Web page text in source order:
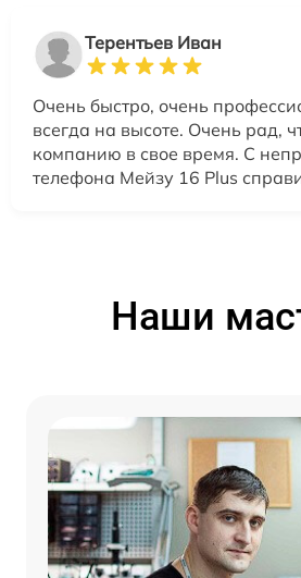
Терентьев Иван
Очень быстро, очень
всегда на высоте. Очень рад,
компанию в свое время. С
телефона Мейзу 16 Plus
Наши